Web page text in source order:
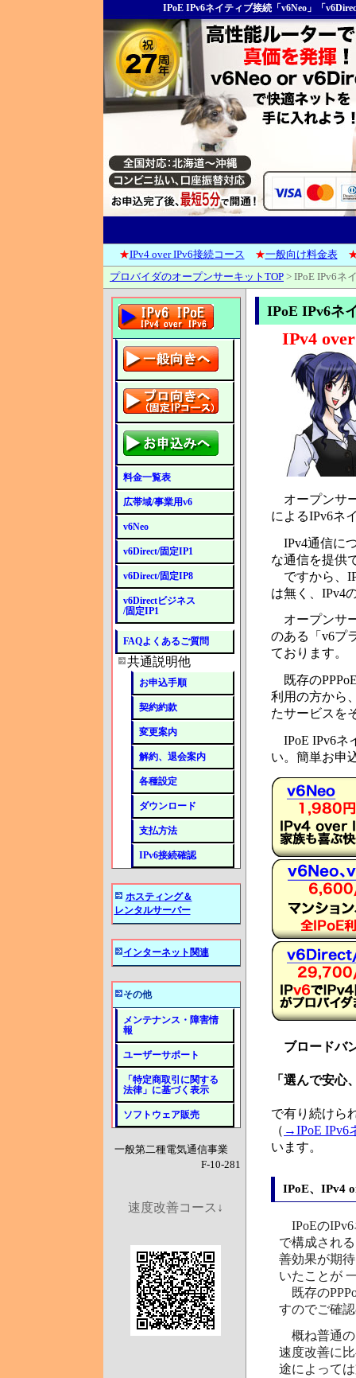
IPoE IPv6ネイティブ接続「v6Neo」「
★IPv4 over IPv6接続コース ★一般向け料金表
プロバイダのオープンサーキットTOP > IPoE IPv6ネ
IPoE IPv6
IPv4
オープンサ
によるIPv6ネ
IPv4通信に
な通信を提供
ですから、
は無く、IPv4
オープンサ
のある「v6プ
ております。
既存の
利用の方から
たサービスを
IPoE IPv6ネ
い。簡単お申
ブロードバ
「選んで安
で有り続けら
（ →IPoE IPv6
います。
IPoE、IPv4
IPoEのIPv6
で構成され
善効果が期
いたことが
既存の
すのでご確
概ね普通の
速度改善に
途によって
料金一覧表
広帯域/事業用v6
v6Neo
v6Direct/固定IP1
v6Direct/固定IP8
v6Directビジネス
/固定IP1
FAQよくあるご質問
共通説明他
お申込手順
契約約款
変更案内
解約、退会案内
各種設定
ダウンロード
支払方法
IPv6接続確認
ホスティング＆
レンタルサーバー
インターネット関連
その他
メンテナンス・障害情
報
ユーザーサポート
「特定商取引に関する
法律」に基づく表示
ソフトウェア販売
一般第二種電気通信事業
F-10-281
速度改善コース↓